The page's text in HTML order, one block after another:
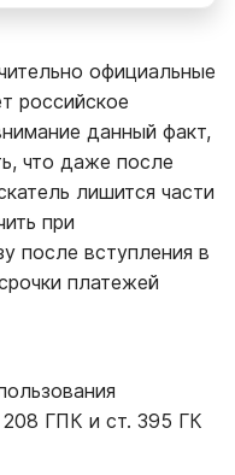
официальные
российское
данный факт,
что даже после
лишится части
при
после вступления в
платежей
ГПК и ст. 395 ГК